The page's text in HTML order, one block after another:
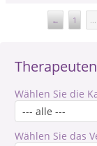
Wählen Sie die
Wählen Sie das
← 1 ...